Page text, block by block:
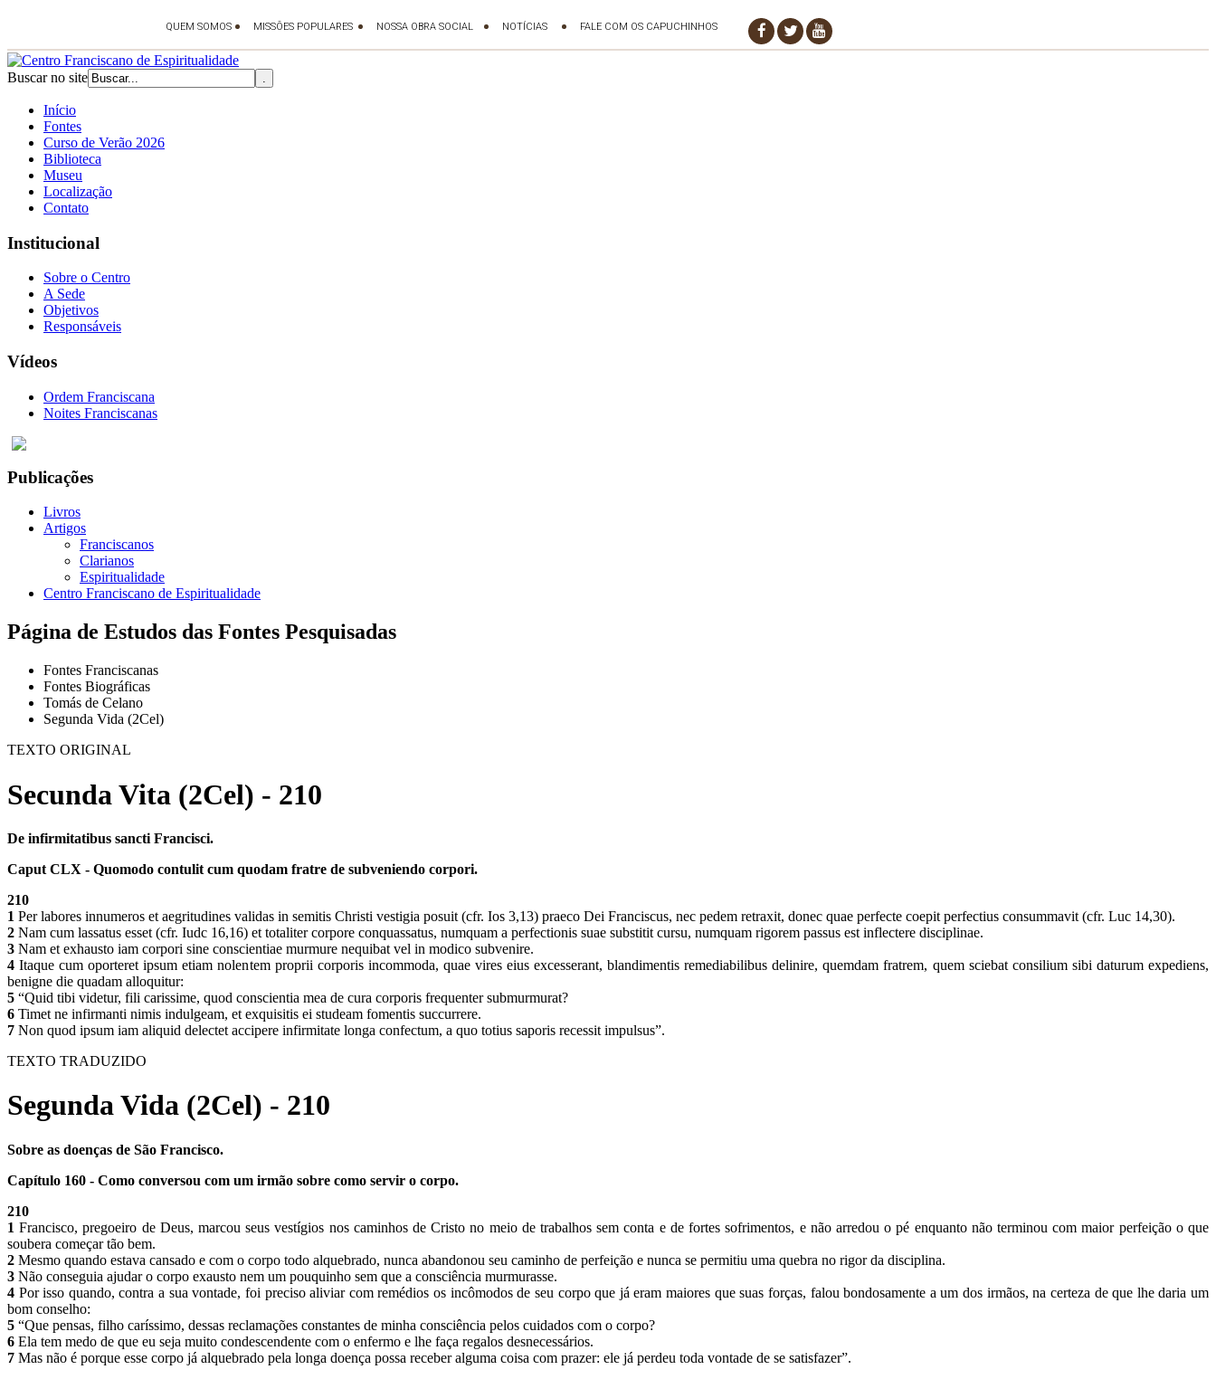
Buscar no site
Início
Fontes
Curso de Verão 2026
Biblioteca
Museu
Localização
Contato
Institucional
Sobre o Centro
A Sede
Objetivos
Responsáveis
Vídeos
Ordem Franciscana
Noites Franciscanas
Publicações
Livros
Artigos
Franciscanos
Clarianos
Espiritualidade
Centro Franciscano de Espiritualidade
Página de Estudos das Fontes Pesquisadas
Fontes Franciscanas
Fontes Biográficas
Tomás de Celano
Segunda Vida (2Cel)
TEXTO ORIGINAL
Secunda Vita (2Cel) - 210
De infirmitatibus sancti Francisci.
Caput CLX - Quomodo contulit cum quodam fratre de subveniendo corpori.
210
1 Per labores innumeros et aegritudines validas in semitis Christi vestigia posuit (cfr. Ios 3,13) praeco Dei Franciscus, nec pedem retraxit, donec quae perfecte coepit perfectius consummavit (cfr. Luc 14,30).
2 Nam cum lassatus esset (cfr. Iudc 16,16) et totaliter corpore conquassatus, numquam a perfectionis suae substitit cursu, numquam rigorem passus est inflectere disciplinae.
3 Nam et exhausto iam corpori sine conscientiae murmure nequibat vel in modico subvenire.
4 Itaque cum oporteret ipsum etiam nolentem proprii corporis incommoda, quae vires eius excesserant, blandimentis remediabilibus delinire, quemdam fratrem, quem sciebat consilium sibi daturum expediens,
benigne die quadam alloquitur:
5 “Quid tibi videtur, fili carissime, quod conscientia mea de cura corporis frequenter submurmurat?
6 Timet ne infirmanti nimis indulgeam, et exquisitis ei studeam fomentis succurrere.
7 Non quod ipsum iam aliquid delectet accipere infirmitate longa confectum, a quo totius saporis recessit impulsus”.
TEXTO TRADUZIDO
Segunda Vida (2Cel) - 210
Sobre as doenças de São Francisco.
Capítulo 160 - Como conversou com um irmão sobre como servir o corpo.
210
1 Francisco, pregoeiro de Deus, marcou seus vestígios nos caminhos de Cristo no meio de trabalhos sem conta e de fortes sofrimentos, e não arredou o pé enquanto não terminou com maior perfeição o que
soubera começar tão bem.
2 Mesmo quando estava cansado e com o corpo todo alquebrado, nunca abandonou seu caminho de perfeição e nunca se permitiu uma quebra no rigor da disciplina.
3 Não conseguia ajudar o corpo exausto nem um pouquinho sem que a consciência murmurasse.
4 Por isso quando, contra a sua vontade, foi preciso aliviar com remédios os incômodos de seu corpo que já eram maiores que suas forças, falou bondosamente a um dos irmãos, na certeza de que lhe daria um
bom conselho:
5 “Que pensas, filho caríssimo, dessas reclamações constantes de minha consciência pelos cuidados com o corpo?
6 Ela tem medo de que eu seja muito condescendente com o enfermo e lhe faça regalos desnecessários.
7 Mas não é porque esse corpo já alquebrado pela longa doença possa receber alguma coisa com prazer: ele já perdeu toda vontade de se satisfazer”.